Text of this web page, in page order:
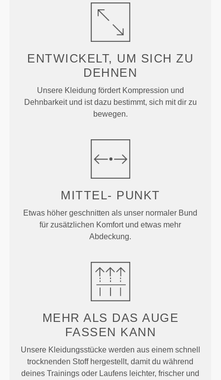
ENTWICKELT, UM SICH ZU
DEHNEN
Unsere Kleidung fördert Kompression und
Dehnbarkeit und ist dazu bestimmt, sich mit dir zu
bewegen.
MITTEL- PUNKT
Etwas höher geschnitten als unser normaler Bund
für zusätzlichen Komfort und etwas mehr
Abdeckung.
MEHR ALS DAS AUGE
FASSEN KANN
Unsere Kleidungsstücke werden aus einem schnell
trocknenden Stoff hergestellt, damit du während
deines Trainings oder Laufens leichter, frischer und